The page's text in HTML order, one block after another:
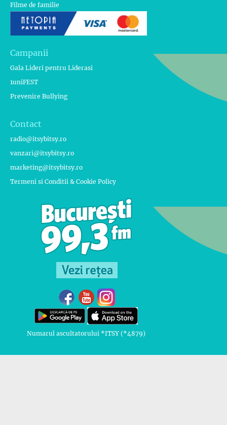
Filme de familie
Campanii
Gala Lideri pentru Liderasi
1uniFEST
Prevenire Bullying
Contact
radio@itsybitsy.ro
vanzari@itsybitsy.ro
marketing@itsybitsy.ro
Termeni si Conditii & Cookie Policy
Numarul ascultatorului *ITSY (*4879)